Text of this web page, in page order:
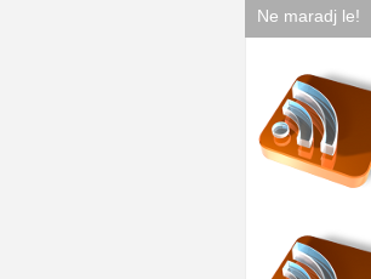
Ne maradj le!